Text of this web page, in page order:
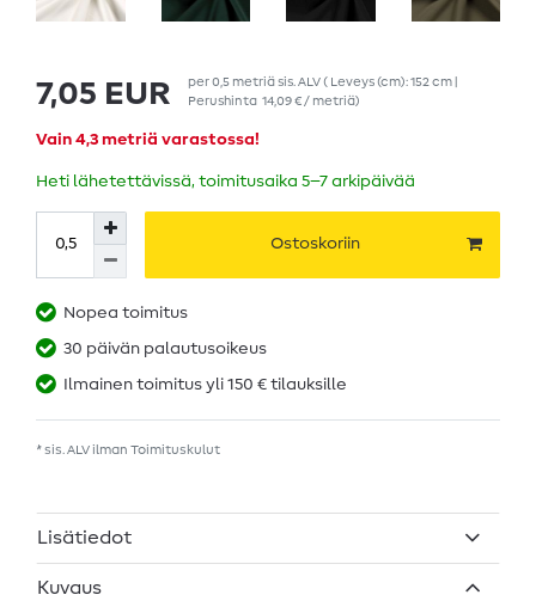
7,05 EUR per0,5 metriäsis. ALV( Leveys (cm): 152 cm |
Perushinta 14,09 € / metriä)
Vain 4,3 metriä varastossa!
Heti lähetettävissä, toimitusaika 5–7 arkipäivää
Ostoskoriin
Nopea toimitus
30 päivän palautusoikeus
Ilmainen toimitus yli 150 € tilauksille
* sis. ALV ilman Toimituskulut
Lisätiedot
Kuvaus